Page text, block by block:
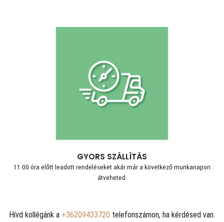
GYORS SZÁLLÍTÁS
11:00 óra előtt leadott rendeléseket akár már a következő munkanapon
átveheted.
Hívd kollégánk a +36209433720 telefonszámon, ha kérdésed van.